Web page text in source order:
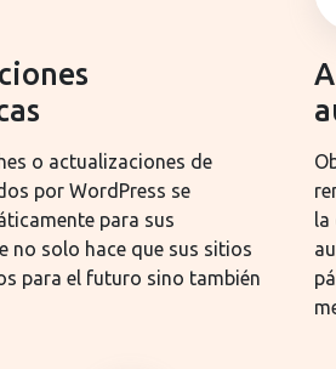
o actualizaciones de
por WordPress se
para sus
no solo hace que sus sitios
para el futuro sino también
la